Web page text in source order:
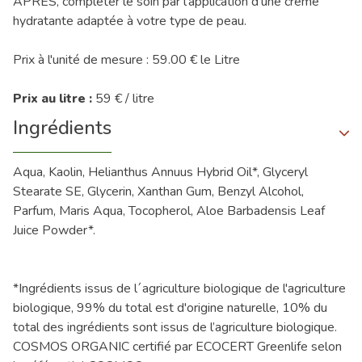
hydratante adaptée à votre type de peau.
Prix à l'unité de mesure : 59.00 € le Litre
Prix au litre : 59 € / litre
Ingrédients
Aqua, Kaolin, Helianthus Annuus Hybrid Oil*, Glyceryl
Stearate SE, Glycerin, Xanthan Gum, Benzyl Alcohol,
Parfum, Maris Aqua, Tocopherol, Aloe Barbadensis Leaf
Juice Powder*.
*Ingrédients issus de l´agriculture biologique de l'agriculture
biologique, 99% du total est d'origine naturelle, 10% du
total des ingrédients sont issus de l’agriculture biologique.
COSMOS ORGANIC certifié par ECOCERT Greenlife selon